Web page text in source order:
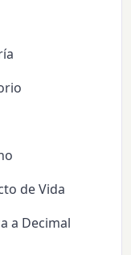
de Vida
a Decimal